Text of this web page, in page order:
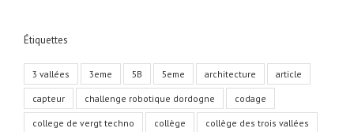
Étiquettes
3 vallées 3eme 5B 5eme architecture article
capteur challenge robotique dordogne codage
college de vergt techno collège collège des trois vallées